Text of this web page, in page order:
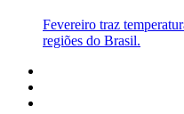
Fevereiro traz
regiões do Brasil.